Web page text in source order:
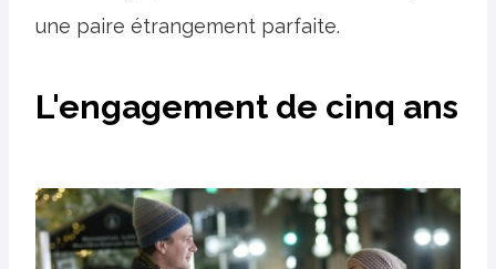
une paire étrangement parfaite.
L'engagement de cinq ans